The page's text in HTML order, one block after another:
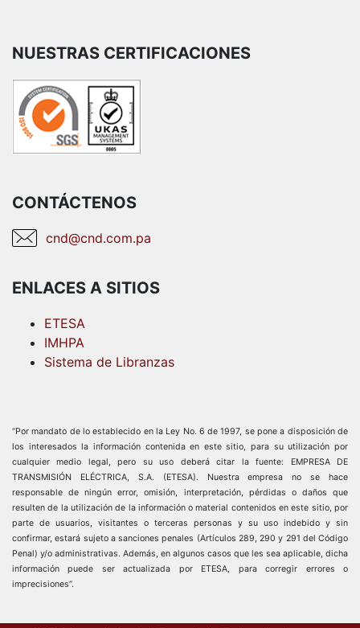
NUESTRAS CERTIFICACIONES
CONTÁCTENOS
cnd@cnd.com.pa
ENLACES A SITIOS
ETESA
IMHPA
Sistema de Libranzas
“Por mandato de lo establecido en la Ley No. 6 de 1997, se pone a disposición de
los interesados la información contenida en este sitio, para su utilización por
cualquier medio legal, pero su uso deberá citar la fuente: EMPRESA DE
TRANSMISIÓN ELÉCTRICA, S.A. (ETESA). Nuestra empresa no se hace
responsable de ningún error, omisión, interpretación, pérdidas o daños que
resulten de la utilización de la información o material contenidos en este sitio, por
parte de usuarios, visitantes o terceras personas y su uso indebido y sin
confirmar, estará sujeto a sanciones penales (Artículos 289, 290 y 291 del Código
Penal) y/o administrativas. Además, en algunos casos que les sea aplicable, dicha
información puede ser actualizada por ETESA, para corregir errores o
imprecisiones”.